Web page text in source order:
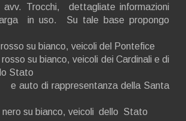
avv. Trocchi, dettagliate informazioni
in uso. Su tale base propongo
su bianco, veicoli del Pontefice
su bianco, veicoli dei Cardinali e di
Stato
della Santa
su bianco, veicoli dello Stato